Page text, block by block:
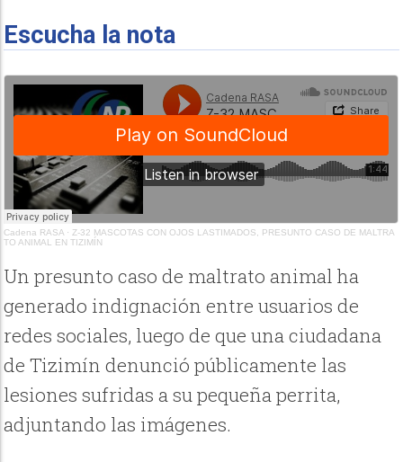
Escucha la nota
Cadena RASA · Z-32 MASCOTAS CON OJOS LASTIMADOS, PRESUNTO CASO DE MALTRA
TO ANIMAL EN TIZIMÍN
Un presunto caso de maltrato animal ha
generado indignación entre usuarios de
redes sociales, luego de que una ciudadana
de Tizimín denunció públicamente las
lesiones sufridas a su pequeña perrita,
adjuntando las imágenes.